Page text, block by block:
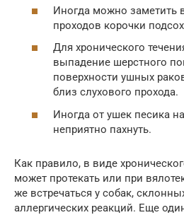
Иногда можно заметить
проходов корочки
Для хронического
выпадение шерстного
поверхности ушных
близ слухового прохода.
Иногда от ушек песика
неприятно пахнуть.
Как правило, в виде
может протекать или при
же встречаться у собак,
аллергических реакций. Еще